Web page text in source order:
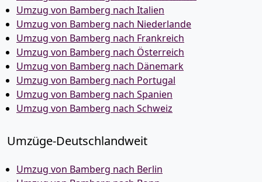
Umzug von Bamberg nach Italien
Umzug von Bamberg nach Niederlande
Umzug von Bamberg nach Frankreich
Umzug von Bamberg nach Österreich
Umzug von Bamberg nach Dänemark
Umzug von Bamberg nach Portugal
Umzug von Bamberg nach Spanien
Umzug von Bamberg nach Schweiz
Umzüge-Deutschlandweit
Umzug von Bamberg nach Berlin